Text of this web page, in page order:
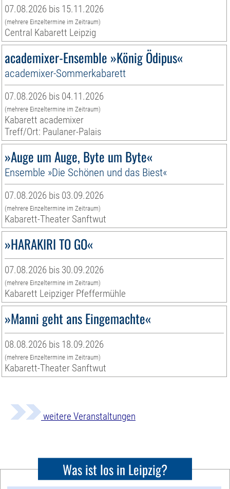
07.08.2026 bis 15.11.2026
(mehrere Einzeltermine im Zeitraum)
Central Kabarett Leipzig
academixer-Ensemble »König Ödipus«
academixer-Sommerkabarett
07.08.2026 bis 04.11.2026
(mehrere Einzeltermine im Zeitraum)
Kabarett academixer
Treff/Ort: Paulaner-Palais
»Auge um Auge, Byte um Byte«
Ensemble »Die Schönen und das Biest«
07.08.2026 bis 03.09.2026
(mehrere Einzeltermine im Zeitraum)
Kabarett-Theater Sanftwut
»HARAKIRI TO GO«
07.08.2026 bis 30.09.2026
(mehrere Einzeltermine im Zeitraum)
Kabarett Leipziger Pfeffermühle
»Manni geht ans Eingemachte«
08.08.2026 bis 18.09.2026
(mehrere Einzeltermine im Zeitraum)
Kabarett-Theater Sanftwut
weitere Veranstaltungen
Was ist los in Leipzig?